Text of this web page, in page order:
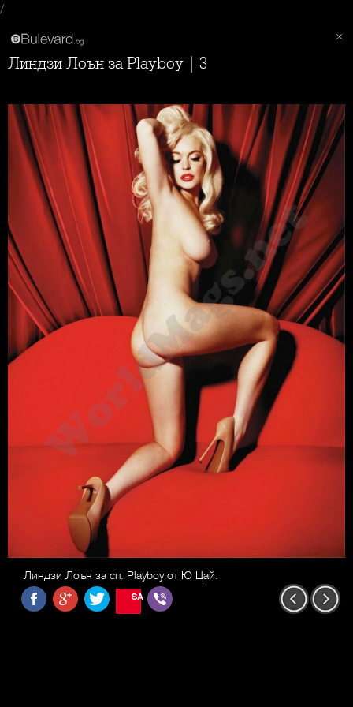
/
Линдзи Лоън за Playboy | 3
Линдзи Лоън за сп. Playboy от Ю Цай.
SAVE